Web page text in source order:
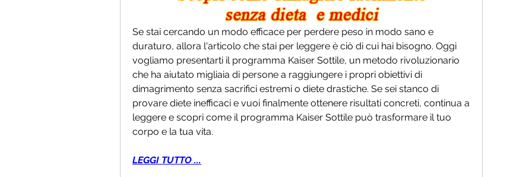
Se stai cercando un modo efficace per perdere peso in modo sano e
duraturo, allora l'articolo che stai per leggere è ciò di cui hai bisogno. Oggi
vogliamo presentarti il programma Kaiser Sottile, un metodo rivoluzionario
che ha aiutato migliaia di persone a raggiungere i propri obiettivi di
dimagrimento senza sacrifici estremi o diete drastiche. Se sei stanco di
provare diete inefficaci e vuoi finalmente ottenere risultati concreti, continua a
leggere e scopri come il programma Kaiser Sottile può trasformare il tuo
corpo e la tua vita.
LEGGI TUTTO ...